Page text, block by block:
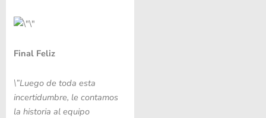
Final Feliz
\”Luego de toda esta
incertidumbre, le contamos
la historia al equipo